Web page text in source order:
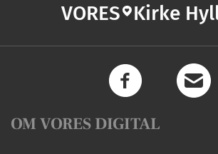
VORES Kirke
OM VORES DIGITAL